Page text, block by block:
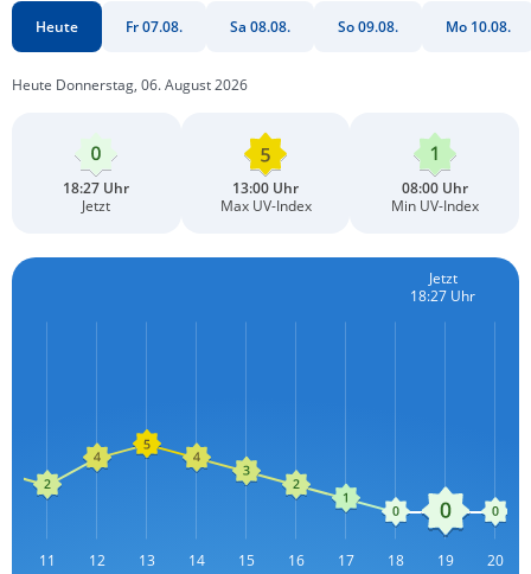
Heute Fr 07.08. Sa 08.08. So 09.08. Mo 10.08.
Heute Donnerstag, 06. August 2026
18:27 Uhr
Jetzt
13:00 Uhr
Max UV-Index
08:00 Uhr
Min UV-Index
Jetzt
18:27 Uhr
L
11 12 13 14 15 16 17 18 19 20